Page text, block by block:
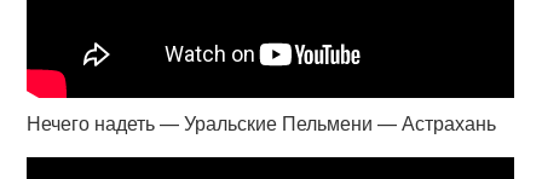
Нечего надеть — Уральские Пельмени — Астрахань